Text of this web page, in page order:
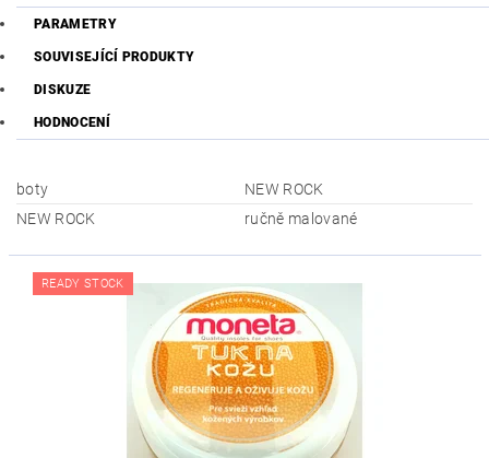
PARAMETRY
SOUVISEJÍCÍ PRODUKTY
DISKUZE
HODNOCENÍ
boty
NEW ROCK
NEW ROCK
ručně malované
READY STOCK